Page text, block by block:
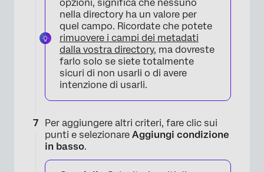
opzioni, significa che nessuno
nella directory ha un valore per
quel campo. Ricordate che potete
rimuovere i campi dei metadati
dalla vostra directory, ma dovreste
farlo solo se siete totalmente
sicuri di non usarli o di avere
intenzione di usarli.
Per aggiungere altri criteri, fare clic sui
punti e selezionare Aggiungi condizione
in basso.